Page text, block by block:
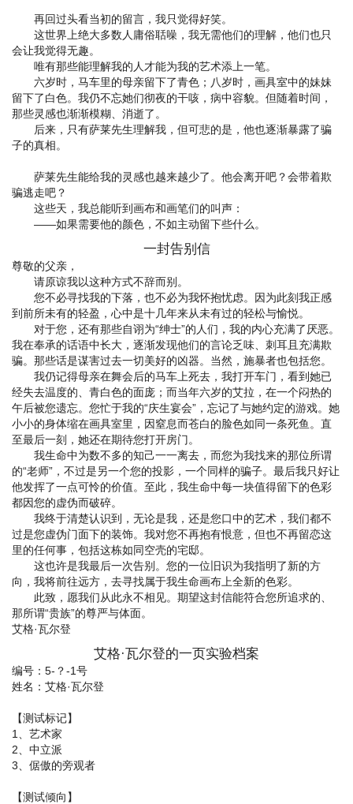
再回过头看当初的留言，我只觉得好笑。
这世界上绝大多数人庸俗聒噪，我无需他们的理解，他们也只
会让我觉得无趣。
唯有那些能理解我的人才能为我的艺术添上一笔。
六岁时，马车里的母亲留下了青色；八岁时，画具室中的妹妹
留下了白色。我仍不忘她们彻夜的干咳，病中容貌。但随着时间，
那些灵感也渐渐模糊、消逝了。
后来，只有萨莱先生理解我，但可悲的是，他也逐渐暴露了骗
子的真相。
萨莱先生能给我的灵感也越来越少了。他会离开吧？会带着欺
骗逃走吧？
这些天，我总能听到画布和画笔们的叫声：
——如果需要他的颜色，不如主动留下些什么。
一封告别信
尊敬的父亲，
请原谅我以这种方式不辞而别。
您不必寻找我的下落，也不必为我怀抱忧虑。因为此刻我正感
到前所未有的轻盈，心中是十几年来从未有过的轻松与愉悦。
对于您，还有那些自诩为“绅士”的人们，我的内心充满了厌恶。
我在奉承的话语中长大，逐渐发现他们的言论乏味、刺耳且充满欺
骗。那些话是谋害过去一切美好的凶器。当然，施暴者也包括您。
我仍记得母亲在舞会后的马车上死去，我打开车门，看到她已
经失去温度的、青白色的面庞；而当年六岁的艾拉，在一个闷热的
午后被您遗忘。您忙于我的“庆生宴会”，忘记了与她约定的游戏。她
小小的身体缩在画具室里，因窒息而苍白的脸色如同一条死鱼。直
至最后一刻，她还在期待您打开房门。
我生命中为数不多的知己一一离去，而您为我找来的那位所谓
的“老师”，不过是另一个您的投影，一个同样的骗子。最后我只好让
他发挥了一点可怜的价值。至此，我生命中每一块值得留下的色彩
都因您的虚伪而破碎。
我终于清楚认识到，无论是我，还是您口中的艺术，我们都不
过是您虚伪门面下的装饰。我对您不再抱有恨意，但也不再留恋这
里的任何事，包括这栋如同空壳的宅邸。
这也许是我最后一次告别。您的一位旧识为我指明了新的方
向，我将前往远方，去寻找属于我生命画布上全新的色彩。
此致，愿我们从此永不相见。期望这封信能符合您所追求的、
那所谓“贵族”的尊严与体面。
艾格·瓦尔登
艾格·瓦尔登的一页实验档案
编号：5-？-1号
姓名：艾格·瓦尔登
【测试标记】
1、艺术家
2、中立派
3、倨傲的旁观者
【测试倾向】